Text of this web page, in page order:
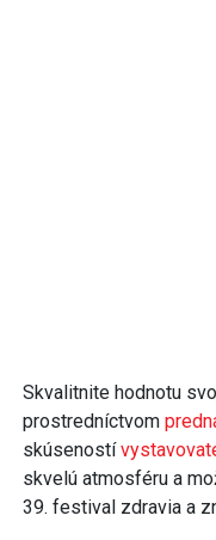
Skvalitnite hodnotu
prostredníctvom
skúseností
skvelú atmosféru a
39. festival zdravia a